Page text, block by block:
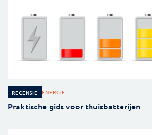
RECENSIE ENERGIE
Praktische gids voor thuisbatterijen